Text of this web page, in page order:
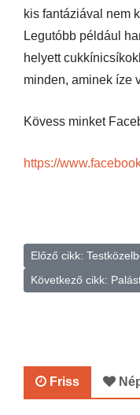
kis fantáziával nem
Legutóbb például
helyett
minden, aminek íze
Kövess minket
https://
Előző cikk:
Következő cikk:
Friss